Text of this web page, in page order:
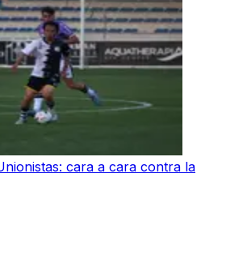
cara a cara contra la